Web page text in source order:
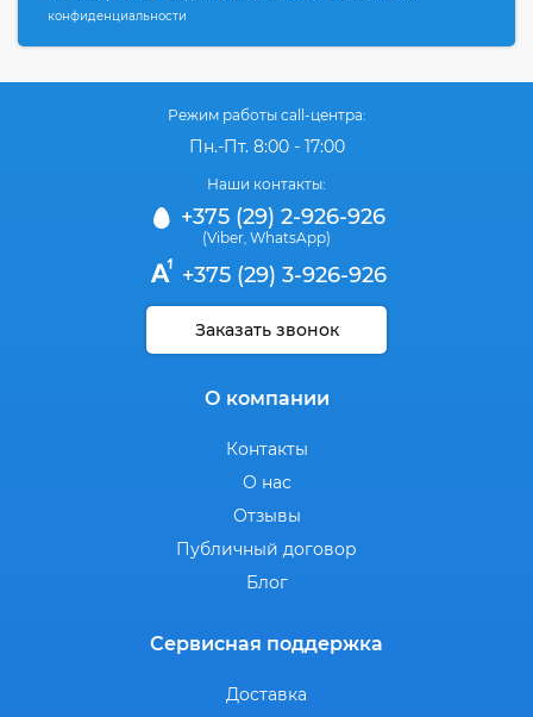
конфиденциальности
Режим работы call-центра:
Пн.-Пт. 8:00 - 17:00
Наши контакты:
+375 (29) 2-926-926
(Viber WhatsApp)
+375 (29) 3-926-926
Заказать звонок
О компании
Контакты
О нас
Отзывы
Публичный договор
Блог
Сервисная поддержка
Доставка